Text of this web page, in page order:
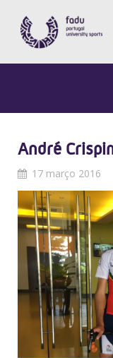
André
17 março 2016